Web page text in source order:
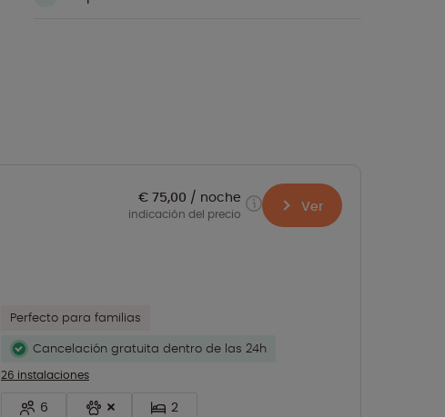
Perfecto para familias
Cancelación gratuita dentro de las 24h
26 instalaciones
6
2
€ 75,00 noche
indicación del precio Ver